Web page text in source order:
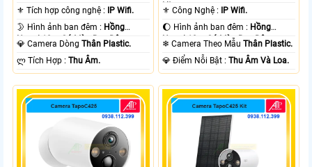
⚜️ Tích hợp công nghệ :
IP Wifi.
🌛 Hình ảnh ban đêm : Hồng
Ngoại 10m Có Màu Ban Ðêm.
💎 Camera DòngThân Plastic.
️ლ Tích Hợp :Thu Âm.
Lite .
⚜️ Công Nghệ :
IP Wifi.
🌔 Hình ảnh ban đêm : Hồng
Ngoại 10m Có Màu Ban Ðêm.
❄ Camera Theo MẫuThân Plastic.
️💎 Điểm Nỗi Bật :Thu Âm Và Loa.